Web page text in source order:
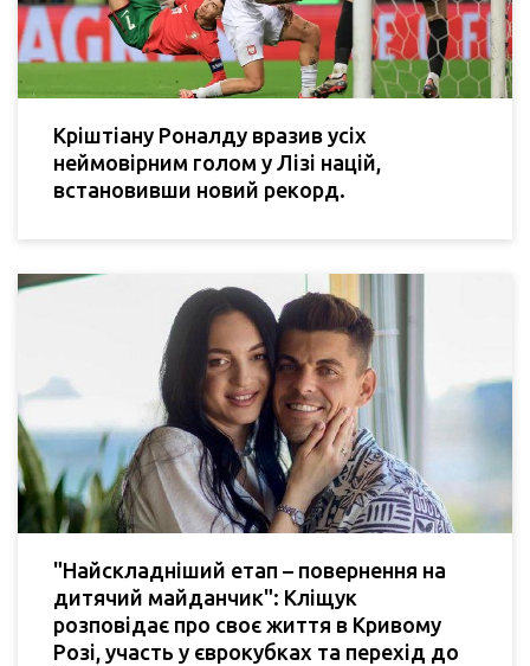
Кріштіану Роналду вразив усіх
неймовірним голом у Лізі націй,
встановивши новий рекорд.
"Найскладніший етап – повернення на
дитячий майданчик": Кліщук
розповідає про своє життя в Кривому
Розі, участь у єврокубках та перехід до